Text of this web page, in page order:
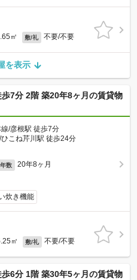
㎡ 敷/礼 不要/不要
を表示
7分 2階 築20年8ヶ月の賃貸物
/彦根駅 徒歩7分
こね芹川駅 徒歩24分
数 20年8ヶ月
炊き機能
㎡ 敷/礼 不要/不要
6分 1階 築30年5ヶ月の賃貸物